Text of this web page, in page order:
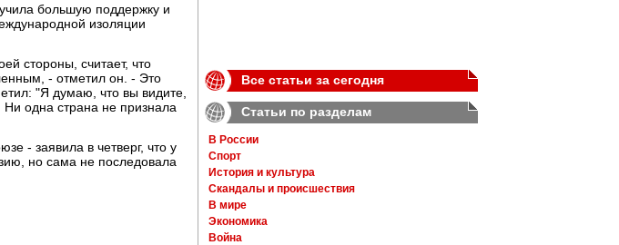
большую поддержку и
изоляции
стороны, считает, что
- отметил он. - Это
"Я думаю, что вы видите,
Ни одна страна не признала
- заявила в четверг, что у
но сама не последовала
Все статьи за сегодня
Статьи по разделам
В России
Спорт
История и культура
Скандалы и происшествия
В мире
Экономика
Война